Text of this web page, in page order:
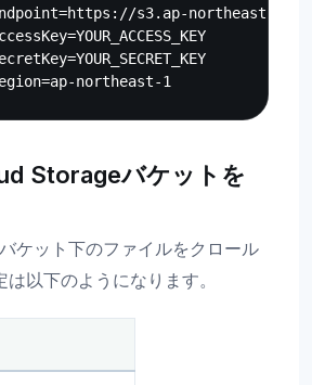
s3.ap-northeast-
Storageバケットを
ケット下のファイルをクロール
以下のようになります。